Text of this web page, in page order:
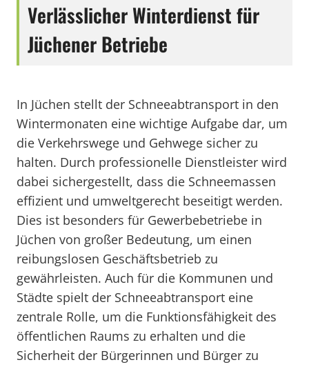
Verlässlicher Winterdienst für
Jüchener Betriebe
In Jüchen stellt der Schneeabtransport in den
Wintermonaten eine wichtige Aufgabe dar, um
die Verkehrswege und Gehwege sicher zu
halten. Durch professionelle Dienstleister wird
dabei sichergestellt, dass die Schneemassen
effizient und umweltgerecht beseitigt werden.
Dies ist besonders für Gewerbebetriebe in
Jüchen von großer Bedeutung, um einen
reibungslosen Geschäftsbetrieb zu
gewährleisten. Auch für die Kommunen und
Städte spielt der Schneeabtransport eine
zentrale Rolle, um die Funktionsfähigkeit des
öffentlichen Raums zu erhalten und die
Sicherheit der Bürgerinnen und Bürger zu